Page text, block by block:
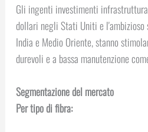
Gli ingenti investimenti
dollari negli Stati Uniti e
India e Medio Oriente, stanno
durevoli e a bassa manutenzione
Segmentazione del mercato
Per tipo di fibra: